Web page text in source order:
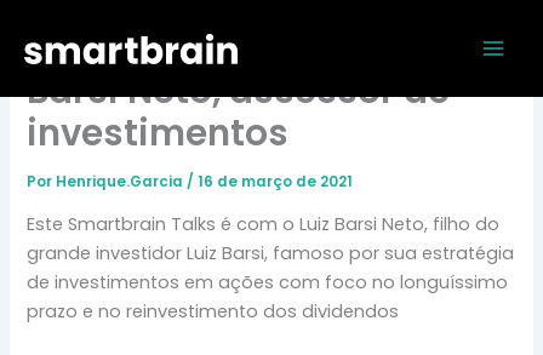
para
conteúdo
Smartbrain Talks com Luiz
Barsi Neto, assessor de
investimentos
Por Henrique.Garcia /16 de março de 2021
Este Smartbrain Talks é com o Luiz Barsi Neto, filho do
grande investidor Luiz Barsi, famoso por sua estratégia
de investimentos em ações com foco no longuíssimo
prazo e no reinvestimento dos dividendos